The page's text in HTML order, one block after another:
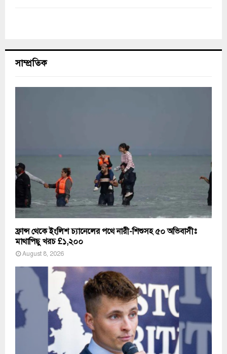
সাম্প্রতিক
ফ্রান্স থেকে ইংলিশ চ্যানেলের পথে নারী-শিশুসহ ৫০ অভিবাসীঃ
মাথাপিছু খরচ £১,২০০
August 8, 2026